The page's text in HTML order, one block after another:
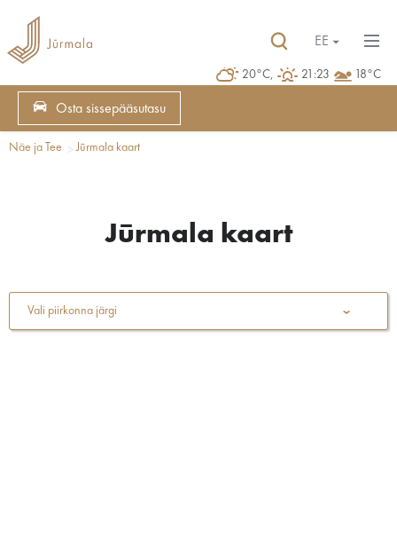
20°C, 21:23 18°C
EE
Osta sissepääsutasu
Näe ja Tee Jūrmala kaart
Jūrmala kaart
Vali piirkonna järgi